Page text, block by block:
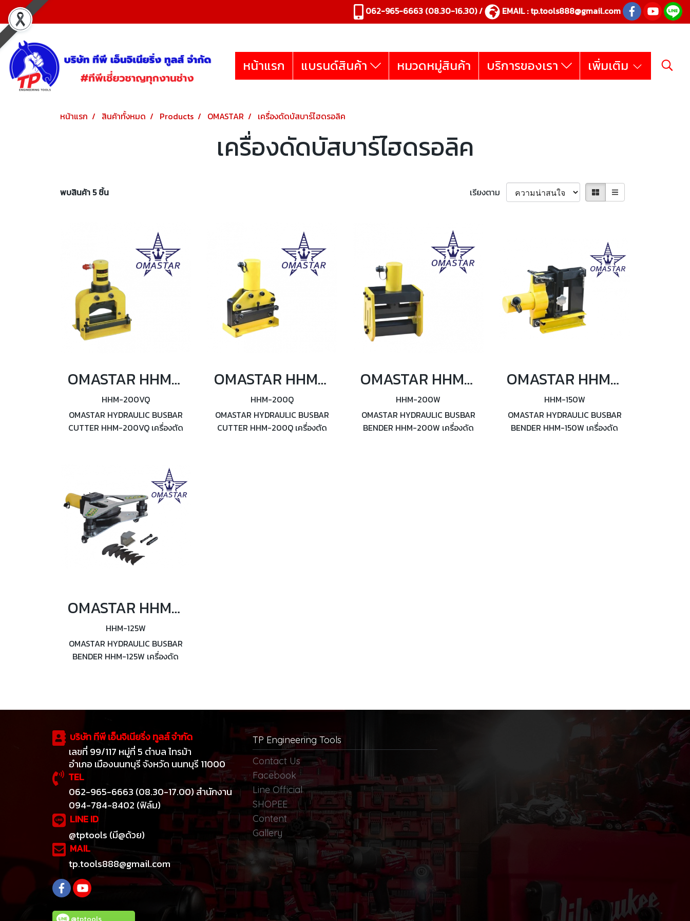
062-965-6663 (08.30-16.30) / EMAIL :tp.tools888@gmail.com
หน้าแรก แบรนด์สินค้า หมวดหมู่สินค้า บริการของเรา เพิ่มเติม
หน้าแรก สินค้าทั้งหมด Products OMASTAR เครื่องดัดบัสบาร์ไฮดรอลิค
เครื่องดัดบัสบาร์ไฮดรอลิค
พบสินค้า 5 ชิ้น เรียงตาม
OMASTAR HHM-200VQ เครื่องตัดบัสบาร์ไฮดรอลิค กำลังอัด 20 ตัน
HHM-200VQ
OMASTAR HYDRAULIC BUSBAR
CUTTER HHM-200VQ เครื่องตัด
OMASTAR HHM-200Q เครื่องตัดบัสบาร์ไฮดรอลิคแบบเฉือน 35 ตัน
HHM-200Q
OMASTAR HYDRAULIC BUSBAR
CUTTER HHM-200Q เครื่องตัด
OMASTAR HHM-200W เครื่องพับฉากบัสบาร์ไฮดรอลิค 16.6 ตัน
HHM-200W
OMASTAR HYDRAULIC BUSBAR
BENDER HHM-200W เครื่องดัด
OMASTAR HHM-150W เครื่องพับฉากบัสบาร์ไฮดรอลิค 16.6 ตัน
HHM-150W
OMASTAR HYDRAULIC BUSBAR
BENDER HHM-150W เครื่องดัด
OMASTAR HHM-125W เครื่องดัดโค้งบัสบาร์ไฮดรอลิค 25 ตัน
HHM-125W
OMASTAR HYDRAULIC BUSBAR
BENDER HHM-125W เครื่องดัด
บริษัท ทีพี เอ็นจิเนียริ่ง ทูลส์ จำกัด
เลขที่ 99/117 หมู่ที่ 5 ตำบล ไทรม้า
อำเภอ เมืองนนทบุรี จังหวัด นนทบุรี 11000
TEL
062-965-6663 (08.30-17.00) สำนักงาน
094-784-8402 (ฟิล์ม)
LINE ID
@tptools (มี@ด้วย)
MAIL
tp.tools888@gmail.com
TP Engineering Tools
Contact Us
Facebook
Line Official
SHOPEE
Content
Gallery